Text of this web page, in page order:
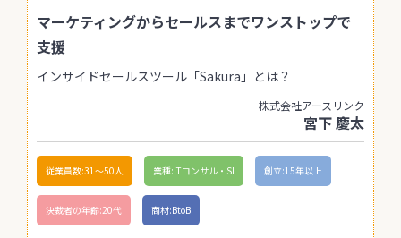
マーケティングからセールスまでワンストップで
支援
インサイドセールスツール「Sakura」とは？
株式会社アースリンク
宮下 慶太
従業員数:31〜50人 業種:ITコンサル・SI 創立:15年以上
決裁者の年齢:20代 商材:BtoB